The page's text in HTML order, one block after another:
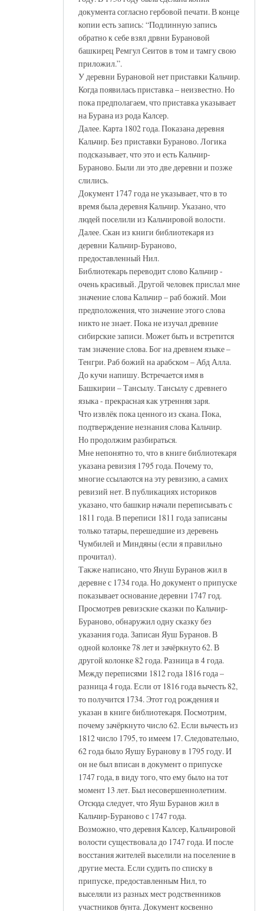
документа согласно гербовой печати. В конце
копии есть запись: “Подлинную запись
обратно к себе взял дрвни Бурановой
башкирец Ремгул Сеитов в том и тамгу свою
приложил.”.
У деревни Бурановой нет приставки Кальчир.
Когда появилась приставка – неизвестно. Но
пока предполагаем, что приставка указывает
на Бурана из рода Калсер.
Далее. Карта 1802 года. Показана деревня
Кальчир. Без приставки Бураново. Логика
подсказывает, что это и есть Кальчир-
Бураново. Были ли это две деревни и позже
слились.
Документ 1747 года не указывает, что в то
время была деревня Кальчир. Указано, что
людей поселили из Кальчировой волости.
Далее. Скан из книги библиотекаря из
деревни Кальчир-Бураново,
предоставленный Нил.
Библиотекарь переводит слово Кальчир -
очень красивый. Другой человек прислал мне
значение слова Кальчир – раб божий. Мои
предположения, что значение этого слова
никто не знает. Пока не изучал древние
сибирские записи. Может быть и встретится
там значение слова. Бог на древнем языке –
Тенгри. Раб божий на арабском – Абд Алла.
До кучи напишу. Встречается имя в
Башкирии – Тансылу. Тансылу с древнего
языка - прекрасная как утренняя заря.
Что извлёк пока ценного из скана. Пока,
подтверждение незнания слова Кальчир.
Но продолжим разбираться.
Мне непонятно то, что в книге библиотекаря
указана ревизия 1795 года. Почему то,
многие ссылаются на эту ревизию, а самих
ревизий нет. В публикациях историков
указано, что башкир начали переписывать с
1811 года. В переписи 1811 года записаны
только татары, перешедшие из деревень
Чумбилей и Миндяны (если я правильно
прочитал).
Также написано, что Януш Буранов жил в
деревне с 1734 года. Но документ о припуске
показывает основание деревни 1747 год.
Просмотрев ревизские сказки по Кальчир-
Бураново, обнаружил одну сказку без
указания года. Записан Яуш Буранов. В
одной колонке 78 лет и зачёркнуто 62. В
другой колонке 82 года. Разница в 4 года.
Между переписями 1812 года 1816 года –
разница 4 года. Если от 1816 года вычесть 82,
то получится 1734. Этот год рождения и
указан в книге библиотекаря. Посмотрим,
почему зачёркнуто число 62. Если вычесть из
1812 число 1795, то имеем 17. Следовательно,
62 года было Яушу Буранову в 1795 году. И
он не был вписан в документ о припуске
1747 года, в виду того, что ему было на тот
момент 13 лет. Был несовершеннолетним.
Отсюда следует, что Яуш Буранов жил в
Кальчир-Бураново с 1747 года.
Возможно, что деревня Калсер, Кальчировой
волости существовала до 1747 года. И после
восстания жителей выселили на поселение в
другие места. Если судить по списку в
припуске, предоставленным Нил, то
выселяли из разных мест родственников
участников бунта. Документ косвенно